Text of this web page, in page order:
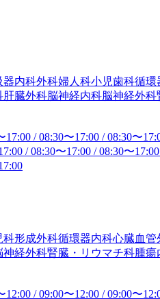
器内科外科婦人科小児歯科循環
肝臓外科脳神経内科脳神経外科
17:00 /08:30〜17:00 /08:30〜
/08:30〜17:00 /08:30〜17:00
科形成外科循環器内科心臓血管
神経外科腎臓・リウマチ科腫瘍
12:00 /09:00〜12:00 /09:00〜